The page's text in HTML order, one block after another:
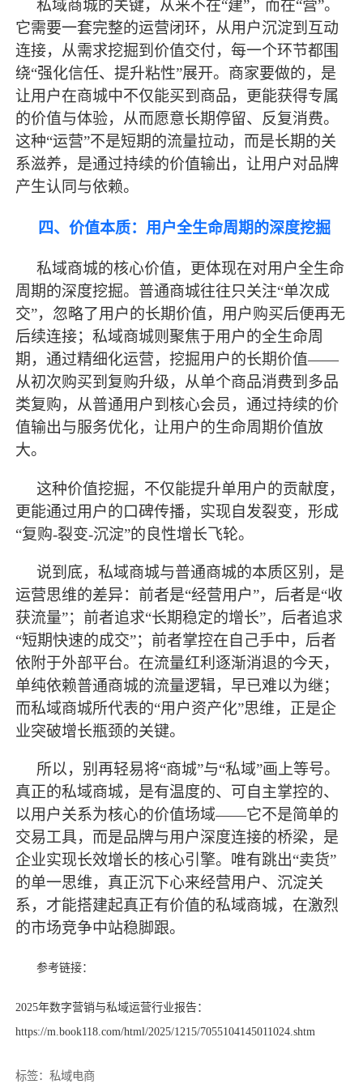
私域商城的关键，从来不在“建”，而在“营”。
它需要一套完整的运营闭环，从用户沉淀到互动
连接，从需求挖掘到价值交付，每一个环节都围
绕“强化信任、提升粘性”展开。商家要做的，是
让用户在商城中不仅能买到商品，更能获得专属
的价值与体验，从而愿意长期停留、反复消费。
这种“运营”不是短期的流量拉动，而是长期的关
系滋养，是通过持续的价值输出，让用户对品牌
产生认同与依赖。
四、价值本质：用户全生命周期的深度挖掘
私域商城的核心价值，更体现在对用户全生命
周期的深度挖掘。普通商城往往只关注“单次成
交”，忽略了用户的长期价值，用户购买后便再无
后续连接；私域商城则聚焦于用户的全生命周
期，通过精细化运营，挖掘用户的长期价值——
从初次购买到复购升级，从单个商品消费到多品
类复购，从普通用户到核心会员，通过持续的价
值输出与服务优化，让用户的生命周期价值放
大。
这种价值挖掘，不仅能提升单用户的贡献度，
更能通过用户的口碑传播，实现自发裂变，形成
“复购-裂变-沉淀”的良性增长飞轮。
说到底，私域商城与普通商城的本质区别，是
运营思维的差异：前者是“经营用户”，后者是“收
获流量”；前者追求“长期稳定的增长”，后者追求
“短期快速的成交”；前者掌控在自己手中，后者
依附于外部平台。在流量红利逐渐消退的今天，
单纯依赖普通商城的流量逻辑，早已难以为继；
而私域商城所代表的“用户资产化”思维，正是企
业突破增长瓶颈的关键。
所以，别再轻易将“商城”与“私域”画上等号。
真正的私域商城，是有温度的、可自主掌控的、
以用户关系为核心的价值场域——它不是简单的
交易工具，而是品牌与用户深度连接的桥梁，是
企业实现长效增长的核心引擎。唯有跳出“卖货”
的单一思维，真正沉下心来经营用户、沉淀关
系，才能搭建起真正有价值的私域商城，在激烈
的市场竞争中站稳脚跟。
参考链接：
2025年数字营销与私域运营行业报告：
https://m.book118.com/html/2025/1215/7055104145011024.shtm
标签：私域电商